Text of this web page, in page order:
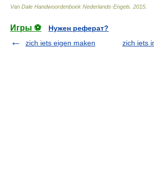
Van Dale Handwoordenboek Nederlands-Engels 2015
Игры ⚽
Нужен реферат?
zich iets eigen maken
zich iets